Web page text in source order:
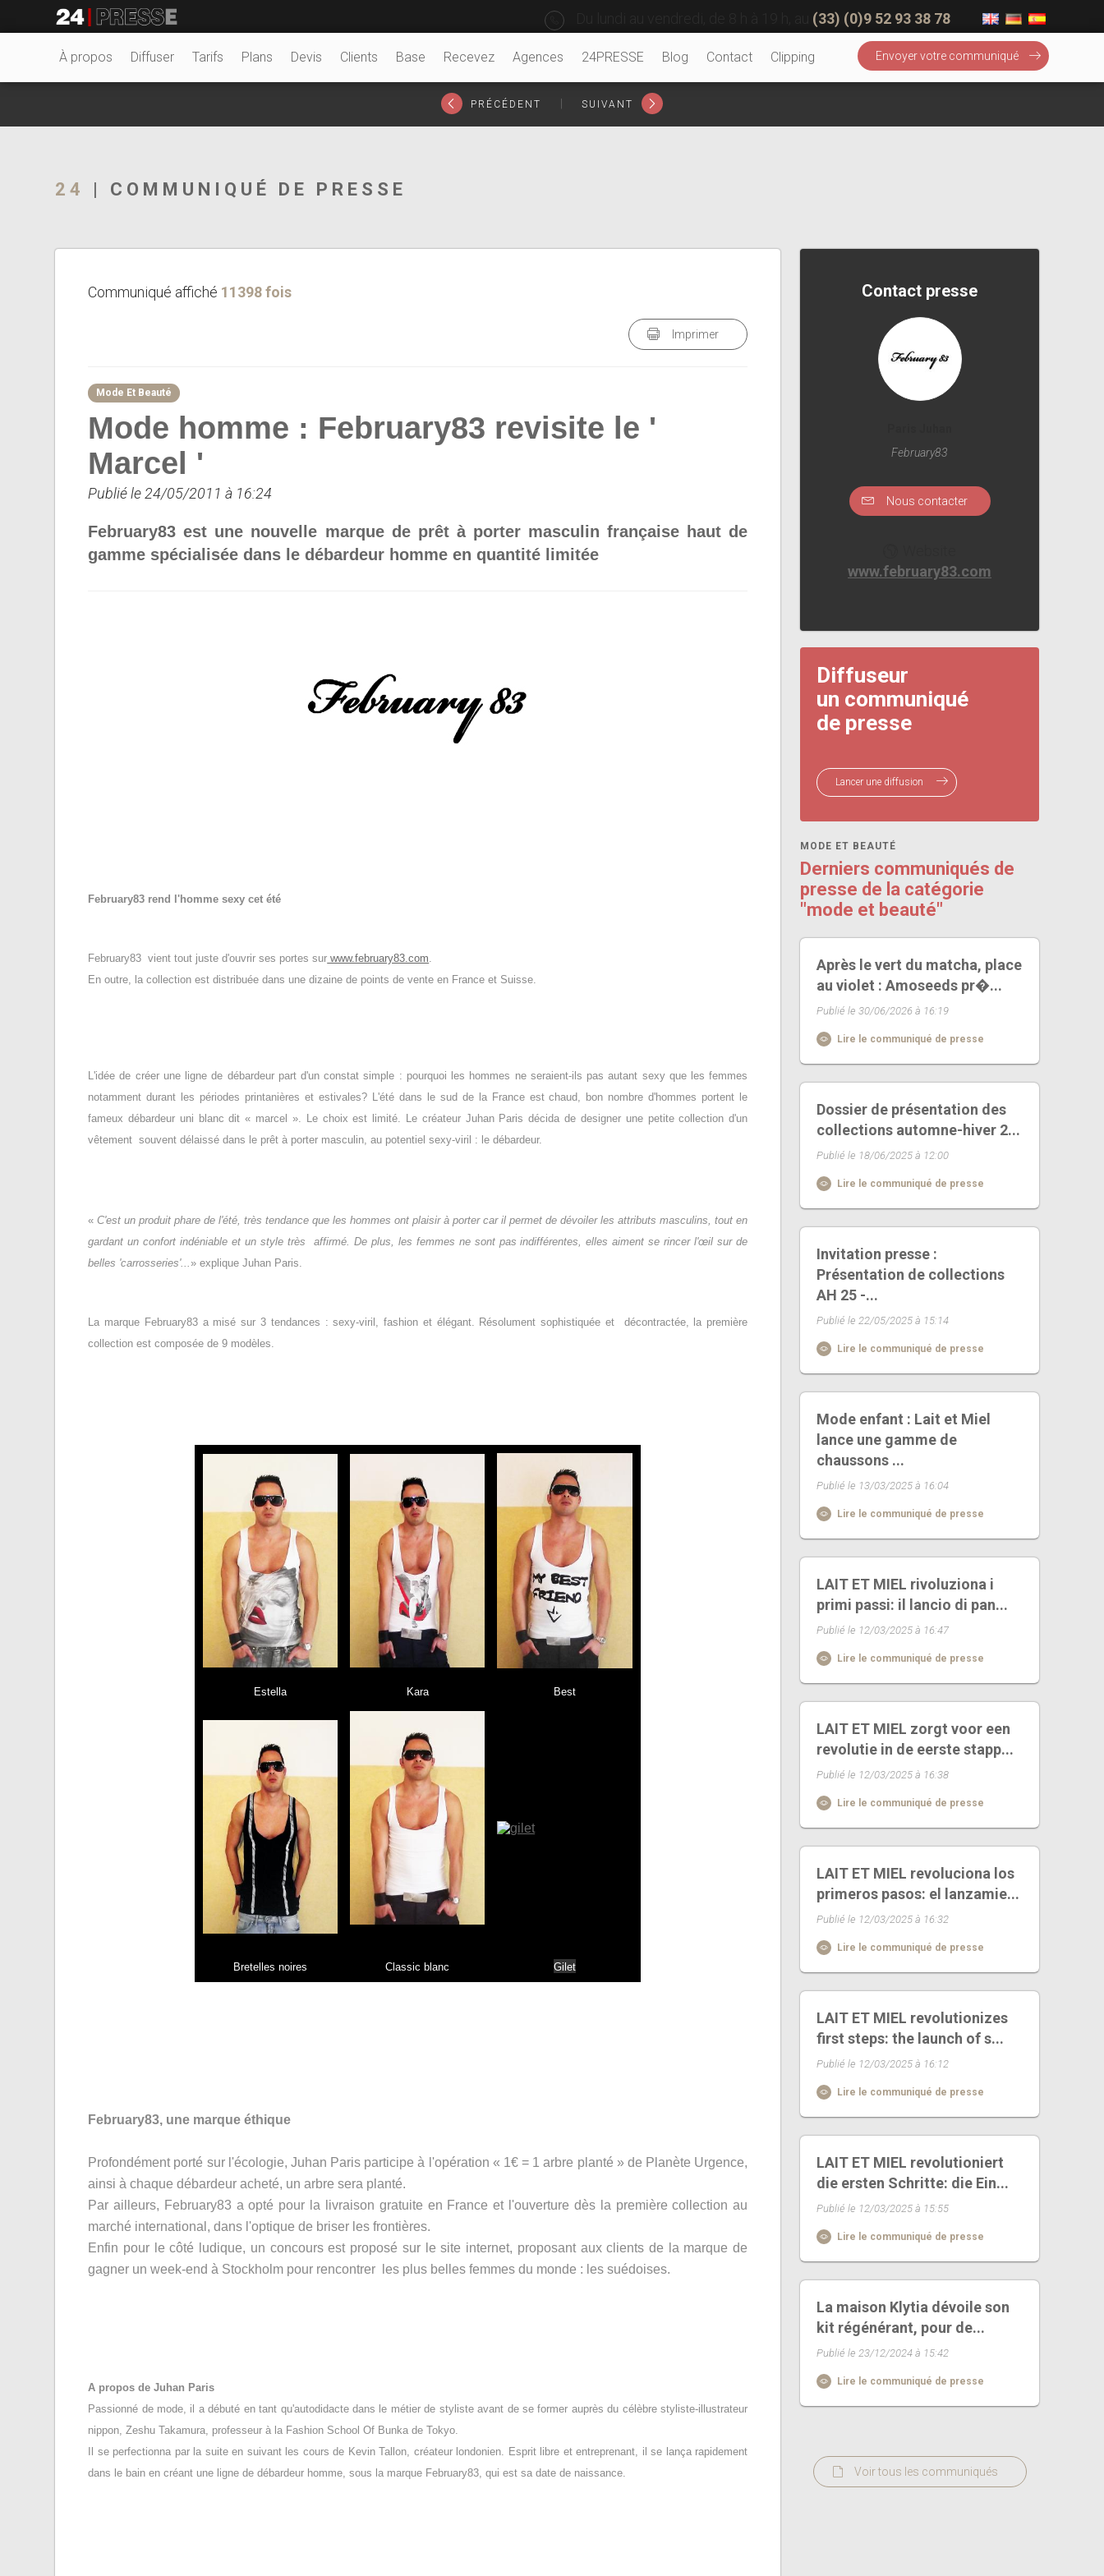
24Presse -
(33) (0)9 52 93 38 78
À propos Diffuser Tarifs Plans Devis Clients Base Recevez Agences 24PRESSE Blog Contact Clipping Envoyer votre communiqué
PRÉCÉDENT SUIVANT
24 | COMMUNIQUÉ DE PRESSE
Communiqué affiché 11398 fois
Imprimer
Mode Et Beauté
Mode homme : February83 revisite le '
Marcel '
Publié le 24/05/2011 à 16:24
February83 est une nouvelle marque de prêt à porter masculin française haut de
gamme spécialisée dans le débardeur homme en quantité limitée
February83 rend l'homme sexy cet été
February83 vient tout juste d'ouvrir ses portes sur www.february83.com.
En outre, la collection est distribuée dans une dizaine de points de vente en France et Suisse.
L'idée de créer une ligne de débardeur part d'un constat simple : pourquoi les hommes ne seraient-ils pas autant sexy que les femmes
notamment durant les périodes printanières et estivales? L'été dans le sud de la France est chaud, bon nombre d'hommes portent le
fameux débardeur uni blanc dit « marcel ». Le choix est limité. Le créateur Juhan Paris décida de designer une petite collection d'un
vêtement souvent délaissé dans le prêt à porter masculin, au potentiel sexy-viril : le débardeur.
«C'est un produit phare de l'été, très tendance que les hommes ont plaisir à porter car il permet de dévoiler les attributs masculins, tout en
gardant un confort indéniable et un style très affirmé. De plus, les femmes ne sont pas indifférentes, elles aiment se rincer l'œil sur de
belles 'carrosseries'...» explique Juhan Paris.
La marque February83 a misé sur 3 tendances : sexy-viril, fashion et élégant. Résolument sophistiquée et décontractée, la première
collection est composée de 9 modèles.
Estella Kara Best
Bretelles noires Classic blanc Gilet
February83, une marque éthique
Profondément porté sur l'écologie, Juhan Paris participe à l'opération « 1€ = 1 arbre planté » de Planète Urgence,
ainsi à chaque débardeur acheté, un arbre sera planté.
Par ailleurs, February83 a opté pour la livraison gratuite en France et l'ouverture dès la première collection au
marché international, dans l'optique de briser les frontières.
Enfin pour le côté ludique, un concours est proposé sur le site internet, proposant aux clients de la marque de
gagner un week-end à Stockholm pour rencontrer les plus belles femmes du monde : les suédoises.
A propos de Juhan Paris
Passionné de mode, il a débuté en tant qu'autodidacte dans le métier de styliste avant de se former auprès du célèbre styliste-illustrateur
nippon, Zeshu Takamura, professeur à la Fashion School Of Bunka de Tokyo.
Il se perfectionna par la suite en suivant les cours de Kevin Tallon, créateur londonien. Esprit libre et entreprenant, il se lança rapidement
dans le bain en créant une ligne de débardeur homme, sous la marque February83, qui est sa date de naissance.
Contact presse
February83
Nous contacter
www.february83.com
Diffuseur
un communiqué
de presse
Lancer une diffusion
MODE ET BEAUTÉ
Derniers communiqués de
presse de la catégorie
"mode et beauté"
Après le vert du matcha, place
au violet : Amoseeds pr�...
Publié le 30/06/2026 à 16:19
Lire le communiqué de presse
Dossier de présentation des
collections automne-hiver 2...
Publié le 18/06/2025 à 12:00
Lire le communiqué de presse
Invitation presse :
Présentation de collections
AH 25 -...
Publié le 22/05/2025 à 15:14
Lire le communiqué de presse
Mode enfant : Lait et Miel
lance une gamme de
chaussons ...
Publié le 13/03/2025 à 16:04
Lire le communiqué de presse
LAIT ET MIEL rivoluziona i
primi passi: il lancio di pan...
Publié le 12/03/2025 à 16:47
Lire le communiqué de presse
LAIT ET MIEL zorgt voor een
revolutie in de eerste stapp...
Publié le 12/03/2025 à 16:38
Lire le communiqué de presse
LAIT ET MIEL revoluciona los
primeros pasos: el lanzamie...
Publié le 12/03/2025 à 16:32
Lire le communiqué de presse
LAIT ET MIEL revolutionizes
first steps: the launch of s...
Publié le 12/03/2025 à 16:12
Lire le communiqué de presse
LAIT ET MIEL revolutioniert
die ersten Schritte: die Ein...
Publié le 12/03/2025 à 15:55
Lire le communiqué de presse
La maison Klytia dévoile son
kit régénérant, pour de...
Publié le 23/12/2024 à 15:42
Lire le communiqué de presse
Voir tous les communiqués